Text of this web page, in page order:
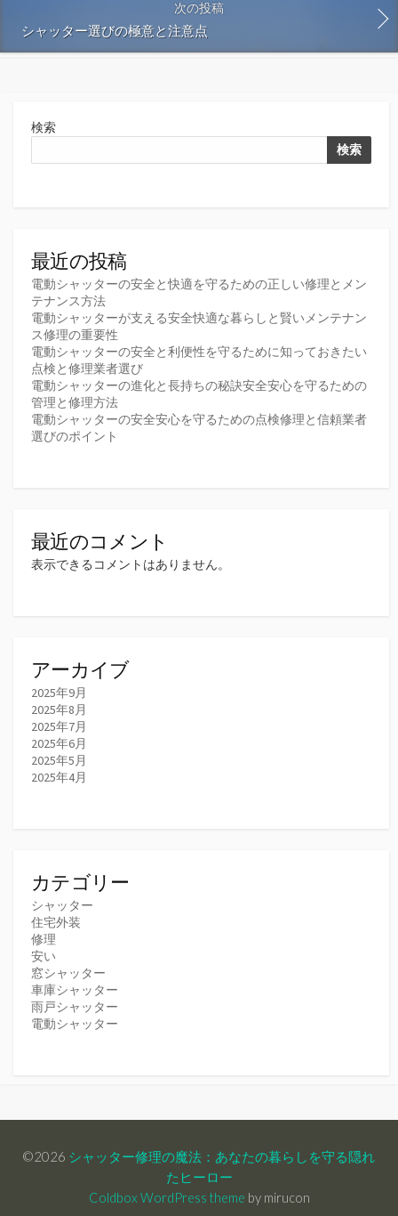
次の投稿
シャッター選びの極意と注意点
検索
検索
最近の投稿
電動シャッターの安全と快適を守るための正しい修理とメン
テナンス方法
電動シャッターが支える安全快適な暮らしと賢いメンテナン
ス修理の重要性
電動シャッターの安全と利便性を守るために知っておきたい
点検と修理業者選び
電動シャッターの進化と長持ちの秘訣安全安心を守るための
管理と修理方法
電動シャッターの安全安心を守るための点検修理と信頼業者
選びのポイント
最近のコメント
表示できるコメントはありません。
アーカイブ
2025年9月
2025年8月
2025年7月
2025年6月
2025年5月
2025年4月
カテゴリー
シャッター
住宅外装
修理
安い
窓シャッター
車庫シャッター
雨戸シャッター
電動シャッター
©2026 シャッター修理の魔法：あなたの暮らしを守る隠れ
たヒーロー
Coldbox WordPress theme by mirucon